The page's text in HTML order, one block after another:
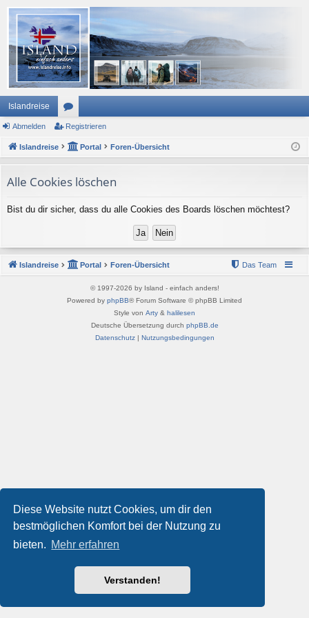
Diese Website nutzt Cookies, um dir den
bestmöglichen Komfort bei der Nutzung zu
bieten. Mehr erfahren
Verstanden!
Islandreise
or
en
Abmelden Registrieren
Islandreise Portal Foren-Übersicht
Alle Cookies löschen
Bist du dir sicher, dass du alle Cookies des Boards löschen möchtest?
Islandreise Portal Foren-Übersicht Das Team
© 1997-2026 by Island - einfach anders!
Powered by phpBB® Forum Software © phpBB Limited
Style von Arty & halilesen
Deutsche Übersetzung durch phpBB.de
Datenschutz| Nutzungsbedingungen